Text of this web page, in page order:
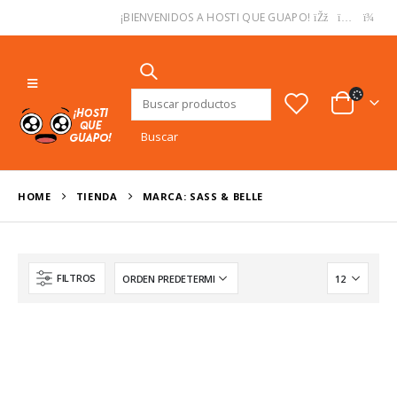
¡BIENVENIDOS A HOSTI QUE GUAPO!
Buscar:
HOME TIENDA MARCA: SASS & BELLE
FILTROS